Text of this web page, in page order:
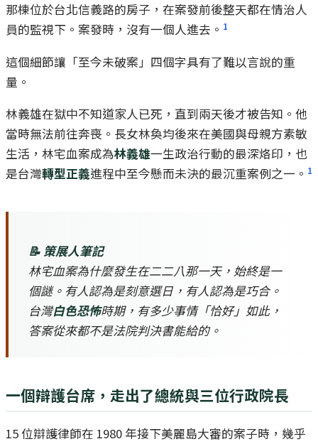
那棟位於台北信義路的房子，在案發前後整天都在情治人
員的監視下。案發時，沒有一個人進去。 1
這個細節讓「至今未破案」四個字具有了難以言說的重
量。
林義雄在獄中不知道家人已死，直到兩天後才被告知。他
當時無法前往奔喪。長女林奐均後來在美國與母親方素敏
生活，林宅血案成為林義雄一生政治行動的最深烙印，也
是台灣轉型正義進程中至今懸而未決的最沉重案例之一。 1
📝 策展人筆記
林宅血案為什麼發生在二二八那一天，始終是一
個謎。有人認為是刻意選日，有人認為是巧合。
台灣白色恐怖時期，有多少事情「恰好」如此，
答案從來都不是法院判決書能給的。
一個辯護台席，走出了總統與三位行政院長
15 位辯護律師在 1980 年接下美麗島大審的案子時，幾乎